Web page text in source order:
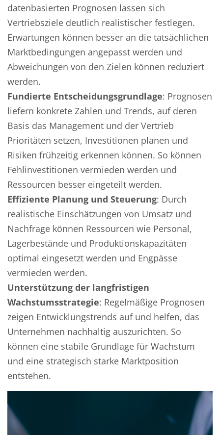
datenbasierten Prognosen lassen sich
Vertriebsziele deutlich realistischer festlegen.
Erwartungen können besser an die tatsächlichen
Marktbedingungen angepasst werden und
Abweichungen von den Zielen können reduziert
werden.
Fundierte Entscheidungsgrundlage: Prognosen
liefern konkrete Zahlen und Trends, auf deren
Basis das Management und der Vertrieb
Prioritäten setzen, Investitionen planen und
Risiken frühzeitig erkennen können. So können
Fehlinvestitionen vermieden werden und
Ressourcen besser eingeteilt werden.
Effiziente Planung und Steuerung: Durch
realistische Einschätzungen von Umsatz und
Nachfrage können Ressourcen wie Personal,
Lagerbestände und Produktionskapazitäten
optimal eingesetzt werden und Engpässe
vermieden werden.
Unterstützung der langfristigen
Wachstumsstrategie: Regelmäßige Prognosen
zeigen Entwicklungstrends auf und helfen, das
Unternehmen nachhaltig auszurichten. So
können eine stabile Grundlage für Wachstum
und eine strategisch starke Marktposition
entstehen.